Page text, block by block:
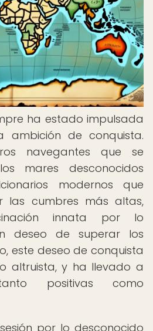
ha estado impulsada
ambición de conquista.
navegantes que se
mares desconocidos
modernos que
las cumbres más altas,
innata por lo
deseo de superar los
este deseo de conquista
altruista, y ha llevado a
positivas como
por lo desconocido